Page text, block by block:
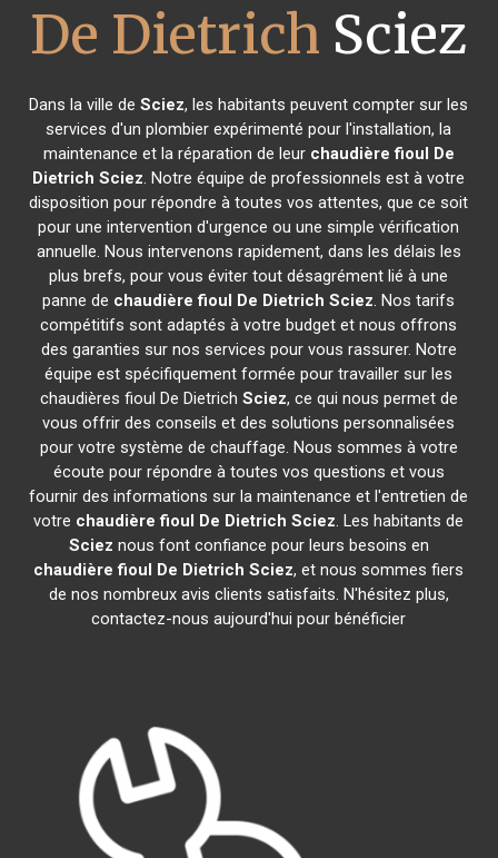
De Dietrich Sciez
Dans la ville deSciez, les habitants peuvent compter sur les
services d'un plombier expérimenté pour l'installation, la
maintenance et la réparation de leur chaudière fioul De
Dietrich Sciez. Notre équipe de professionnels est à votre
disposition pour répondre à toutes vos attentes, que ce soit
pour une intervention d'urgence ou une simple vérification
annuelle. Nous intervenons rapidement, dans les délais les
plus brefs, pour vous éviter tout désagrément lié à une
panne de chaudière fioul De Dietrich Sciez. Nos tarifs
compétitifs sont adaptés à votre budget et nous offrons
des garanties sur nos services pour vous rassurer. Notre
équipe est spécifiquement formée pour travailler sur les
chaudières fioul De Dietrich Sciez, ce qui nous permet de
vous offrir des conseils et des solutions personnalisées
pour votre système de chauffage. Nous sommes à votre
écoute pour répondre à toutes vos questions et vous
fournir des informations sur la maintenance et l'entretien de
votre chaudière fioul De Dietrich Sciez. Les habitants de
Sciez nous font confiance pour leurs besoins en
chaudière fioul De Dietrich Sciez, et nous sommes fiers
de nos nombreux avis clients satisfaits. N'hésitez plus,
contactez-nous aujourd'hui pour bénéficier